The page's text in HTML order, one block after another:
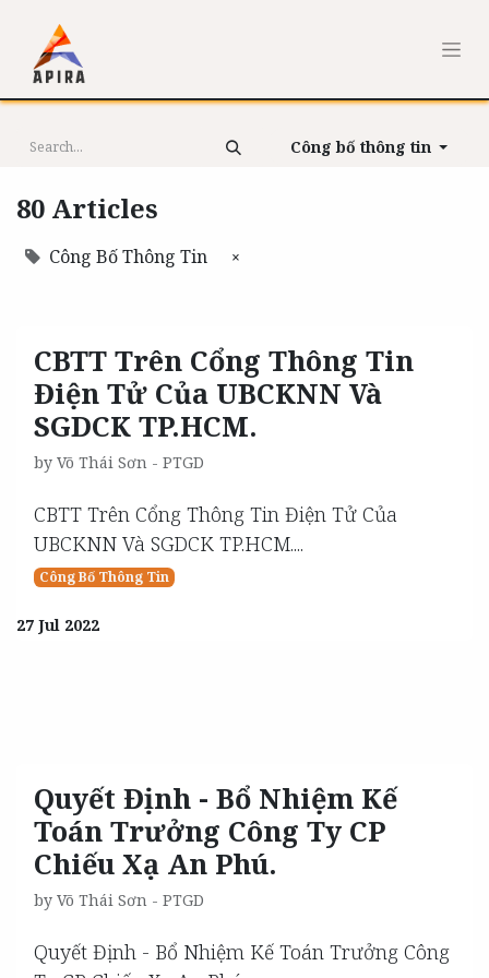
Công bố thông tin
80 Articles
Công Bố Thông Tin ×
CBTT Trên Cổng Thông Tin
Điện Tử Của UBCKNN Và
SGDCK TP.HCM.
by Võ Thái Sơn - PTGD
CBTT Trên Cổng Thông Tin Điện Tử Của
UBCKNN Và SGDCK TP.HCM....
Công Bố Thông Tin
27 Jul 2022
Quyết Định - Bổ Nhiệm Kế
Toán Trưởng Công Ty CP
Chiếu Xạ An Phú.
by Võ Thái Sơn - PTGD
Quyết Định - Bổ Nhiệm Kế Toán Trưởng Công